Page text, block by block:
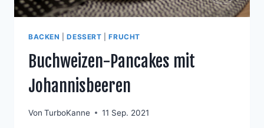
BACKEN |DESSERT |FRUCHT
Buchweizen-Pancakes mit
Johannisbeeren
Von TurboKanne 11 Sep. 2021